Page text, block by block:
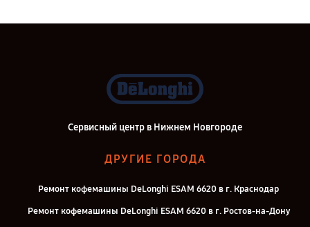
Сервисный центр в Нижнем Новгороде
ДРУГИЕ ГОРОДА
Ремонт кофемашины DeLonghi ESAM 6620 в г. Краснодар
Ремонт кофемашины DeLonghi ESAM 6620 в г. Ростов-на-Дону